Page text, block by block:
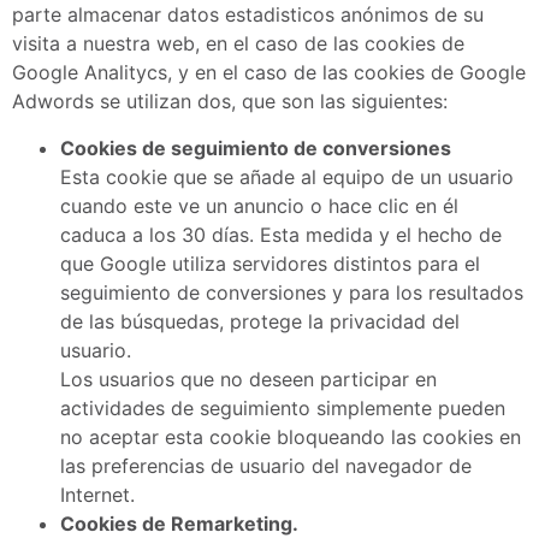
parte almacenar datos estadisticos anónimos de su
visita a nuestra web, en el caso de las cookies de
Google Analitycs, y en el caso de las cookies de Google
Adwords se utilizan dos, que son las siguientes:
Cookies de seguimiento de conversiones
Esta cookie que se añade al equipo de un usuario
cuando este ve un anuncio o hace clic en él
caduca a los 30 días. Esta medida y el hecho de
que Google utiliza servidores distintos para el
seguimiento de conversiones y para los resultados
de las búsquedas, protege la privacidad del
usuario.
Los usuarios que no deseen participar en
actividades de seguimiento simplemente pueden
no aceptar esta cookie bloqueando las cookies en
las preferencias de usuario del navegador de
Internet.
Cookies de Remarketing.